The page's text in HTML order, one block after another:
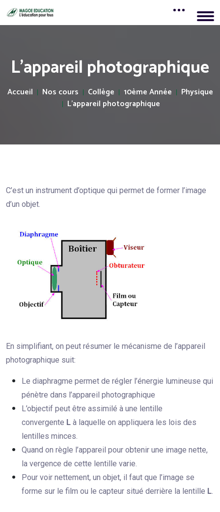
L'appareil photographique
Accueil Nos cours Collège 10ème Année
Physique
L'appareil photographique
C’est un instrument d’optique qui permet de former l’image
d’un objet.
En simplifiant, on peut résumer le mécanisme de l’appareil
photographique suit:
Le diaphragme permet de régler l’énergie lumineuse qui
pénètre dans l’appareil photographique
L’objectif peut être assimilé à une lentille
convergente L à laquelle on appliquera les lois des
lentilles minces.
Quand on règle l’appareil pour obtenir une image nette,
la vergence de cette lentille varie.
Pour voir nettement, un objet, il faut que l’image se
forme sur le film ou le capteur situé derrière la lentille L.